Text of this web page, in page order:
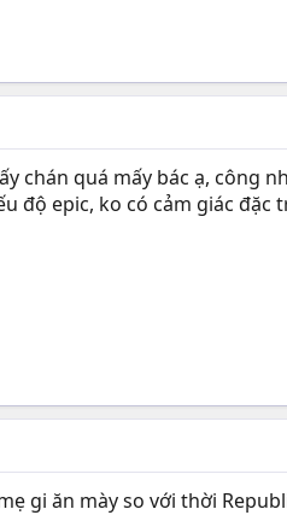
chán quá mấy bác ạ, công
độ epic, ko có cảm giác
gi ăn mày so với thời